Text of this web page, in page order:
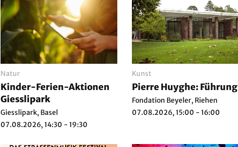
Natur
Kinder-Ferien-Aktionen
Giesslipark
Giesslipark, Basel
07.08.2026, 14:30 - 19:30
Kunst
Pierre Huyghe: Führung
Fondation Beyeler, Riehen
07.08.2026, 15:00 - 16:00